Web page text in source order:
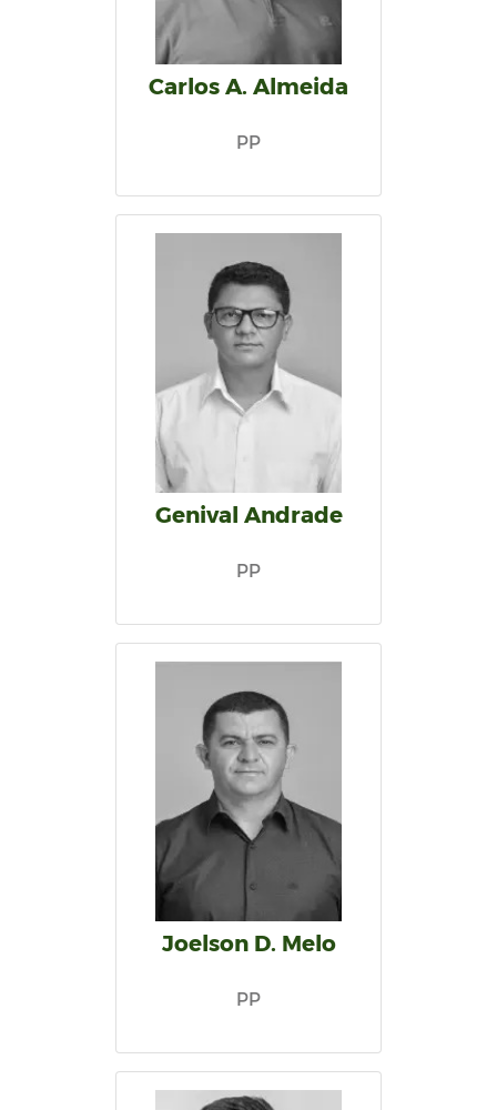
Carlos A. Almeida
PP
Genival Andrade
PP
Joelson D. Melo
PP